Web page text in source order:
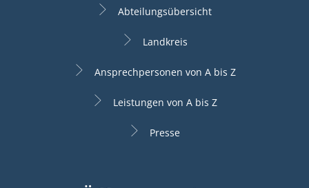
Abteilungsübersicht
Landkreis
Ansprechpersonen von A bis Z
Leistungen von A bis Z
Presse